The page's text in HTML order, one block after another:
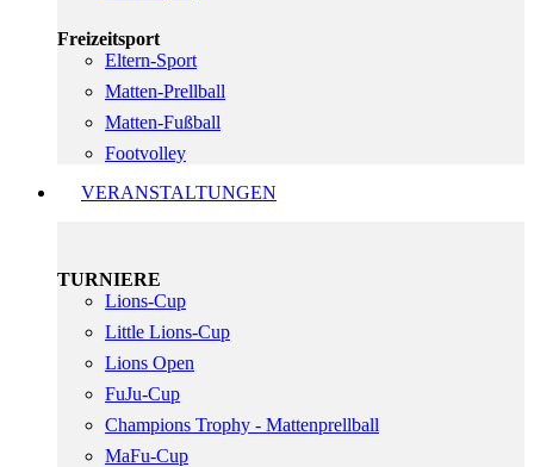
Freizeitsport
Eltern-Sport
Matten-Prellball
Matten-Fußball
Footvolley
VERANSTALTUNGEN
TURNIERE
Lions-Cup
Little Lions-Cup
Lions Open
FuJu-Cup
Champions Trophy - Mattenprellball
MaFu-Cup